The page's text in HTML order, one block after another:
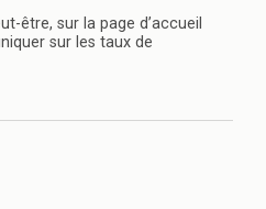
être, sur la page d’accueil
sur les taux de